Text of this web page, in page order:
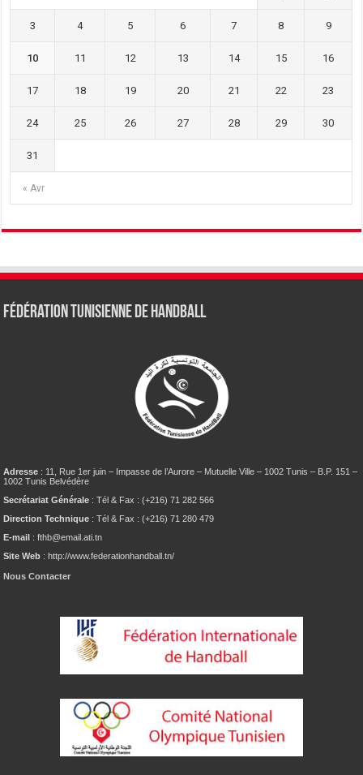
« Avr
3 4 5 6 7 8 9
10 11 12 13 14 15 16
17 18 19 20 21 22 23
24 25 26 27 28 29 30
31
Fédération tunisienne de Handball
Adresse : 11, Rue 1er juin – Impasse de l’Aurore – Mutuelle Ville – 1002 Tunis – B.P. 151 –
1002 Tunis Belvédère
Secrétariat Générale : Tél & Fax : (+216) 71 282 566
Direction Technique : Tél & Fax : (+216) 71 280 479
E-mail : fthb@email.ati.tn
Site Web : http://www.federationhandball.tn/
Nous Contacter